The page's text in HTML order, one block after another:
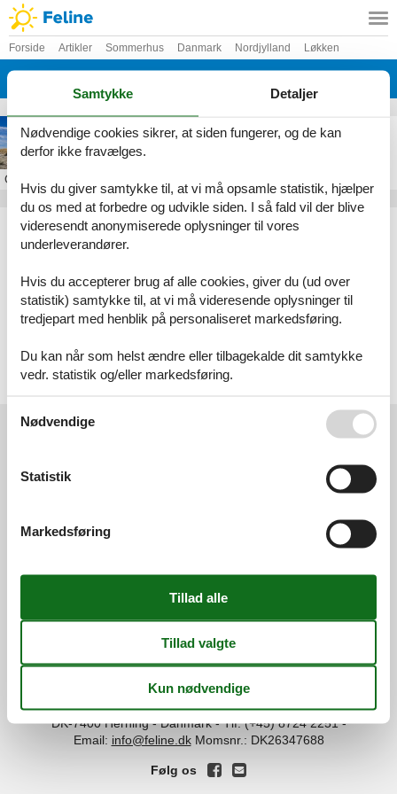
Forside Artikler Sommerhus Danmark Nordjylland Løkken
Grønhøj Strand
Sommerhus i Grønhøj Strand
Om
Artikeltyper
Alle
Geografier
Alle
Nordjylland
Løkken
Din tryghed
©Feline Holidays-Feline Holidays A/S-Nygade 8B, 2.th -
DK-7400 Herning-Danmark -Tlf: (+45) 8724 2251-
Email: info@feline.dk Momsnr.: DK26347688
Følg os
Samtykke Detaljer
Nødvendige cookies sikrer, at siden fungerer, og de kan
derfor ikke fravælges.
Hvis du giver samtykke til, at vi må opsamle statistik, hjælper
du os med at forbedre og udvikle siden. I så fald vil der blive
videresendt anonymiserede oplysninger til vores
underleverandører.
Hvis du accepterer brug af alle cookies, giver du (ud over
statistik) samtykke til, at vi må videresende oplysninger til
tredjepart med henblik på personaliseret markedsføring.
Du kan når som helst ændre eller tilbagekalde dit samtykke
vedr. statistik og/eller markedsføring.
Nødvendige
Statistik
Markedsføring